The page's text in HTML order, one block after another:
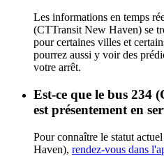
Les informations en temps
(CTTransit New Haven) se
pour certaines villes et
pourrez aussi y voir des
votre arrêt.
Est-ce que le bus 234
est présentement en
Pour connaître le statut
Haven), rendez-vous dans